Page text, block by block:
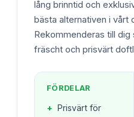
lång brinntid och
bästa alternativen i vårt
Rekommenderas till dig
fräscht och prisvärt
FÖRDELAR
+ Prisvärt för